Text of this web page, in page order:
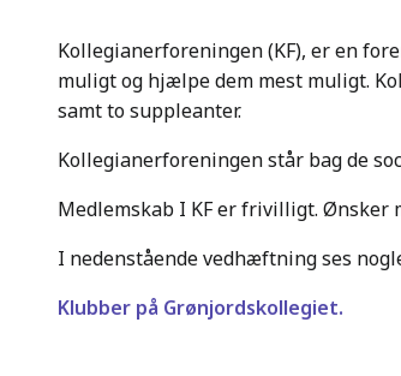
Kollegianerforeningen (KF), er en
muligt og hjælpe dem mest muligt.
samt to suppleanter.
Kollegianerforeningen står bag de
Medlemskab I KF er frivilligt. Ønsker
I nedenstående vedhæftning ses
Klubber på Grønjordskollegiet.